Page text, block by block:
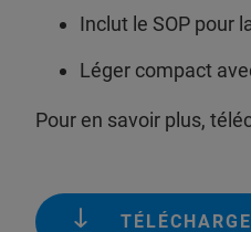
Inclut le SOP pour
Léger compact
Pour en savoir plus,